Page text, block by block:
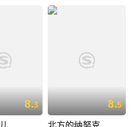
8.3 8.5